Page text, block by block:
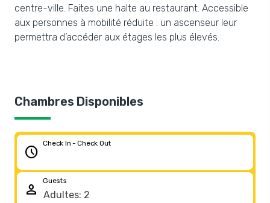
centre-ville. Faites une halte au restaurant. Accessible
aux personnes à mobilité réduite : un ascenseur leur
permettra d’accéder aux étages les plus élevés.
Chambres Disponibles
schedule
Check In - Check Out
person
Guests